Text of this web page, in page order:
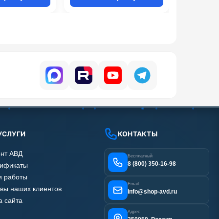
АВД
работы
наших клиентов
сайта
КОНТАКТЫ
Бесплатный
8 (800) 350-16-98
Email
info@shop-avd.ru
Адрес